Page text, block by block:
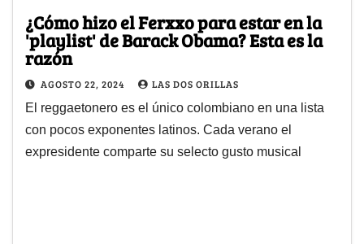
¿Cómo hizo el Ferxxo para estar en la
'playlist' de Barack Obama? Esta es la
razón
AGOSTO 22, 2024 LAS DOS ORILLAS
El reggaetonero es el único colombiano en una lista
con pocos exponentes latinos. Cada verano el
expresidente comparte su selecto gusto musical